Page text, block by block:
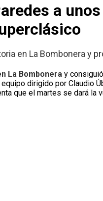
a
en La Bombonera y
La Bombonera y
equipo dirigido por Claudio
que el martes se dará la